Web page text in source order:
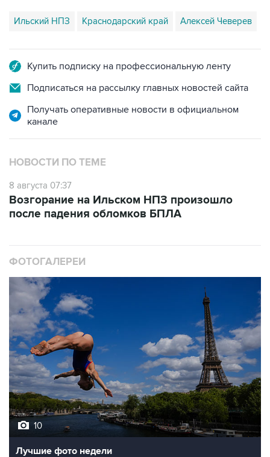
Ильский НПЗ Краснодарский край Алексей Чеверев
Купить подписку на профессиональную ленту
Подписаться на рассылку главных новостей сайта
Получать оперативные новости в официальном
канале
НОВОСТИ ПО ТЕМЕ
8 августа 07:37
Возгорание на Ильском НПЗ произошло
после падения обломков БПЛА
ФОТОГАЛЕРЕИ
10
Лучшие фото недели